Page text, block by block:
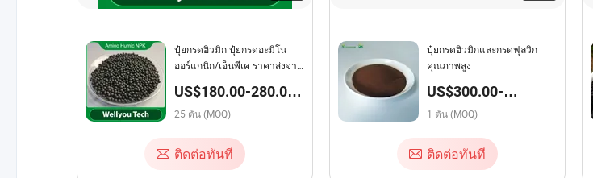
ปุ๋ยกรดฮิวมิก ปุ๋ยกรดอะมิโน
ออร์แกนิก/เอ็นพีเค ราคาส่งจาก
US$180.00-280.00 /
ตัน
25 ตัน (MOQ)
ติดต่อทันที
ปุ๋ยกรดฮิวมิกและกรดฟุลวิก
คุณภาพสูง
US$300.00-
3,000.00 / ตัน
1 ตัน (MOQ)
ติดต่อทันที